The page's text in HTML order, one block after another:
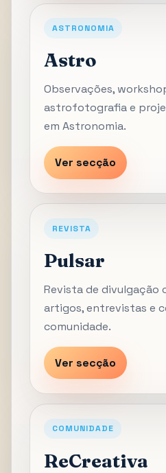
ASTRONOMIA
Astro
Observações,
astrofotografia e
em Astronomia.
Ver secção
REVISTA
Pulsar
Revista de divulgação
artigos, entrevistas e
comunidade.
Ver secção
COMUNIDADE
ReCreativa